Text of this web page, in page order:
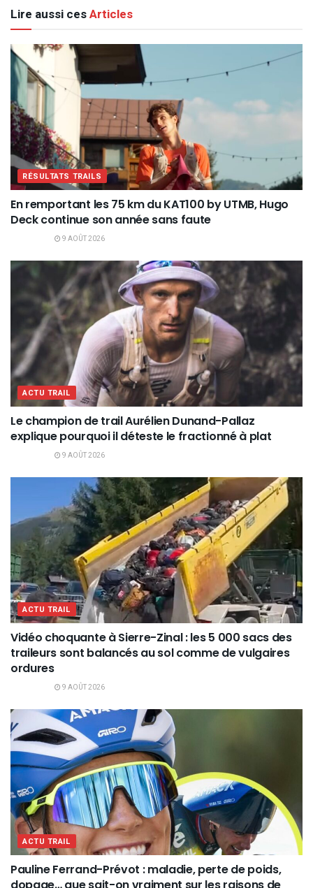
Lire aussi cesArticles
RÉSULTATS TRAILS
En remportant les 75 km du KAT100 by UTMB, Hugo
Deck continue son année sans faute
9 AOÛT 2026
ACTU TRAIL
Le champion de trail Aurélien Dunand-Pallaz
explique pourquoi il déteste le fractionné à plat
9 AOÛT 2026
ACTU TRAIL
Vidéo choquante à Sierre-Zinal : les 5 000 sacs des
traileurs sont balancés au sol comme de vulgaires
ordures
9 AOÛT 2026
ACTU TRAIL
Pauline Ferrand-Prévot : maladie, perte de poids,